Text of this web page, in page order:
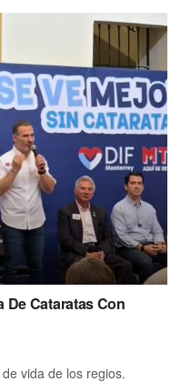
De Cataratas Con
vida de los regios.